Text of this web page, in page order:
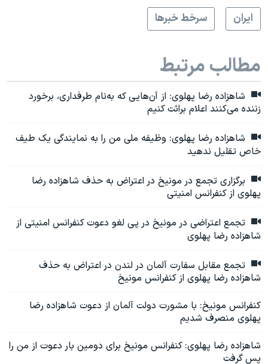
ايران
سرخط خبرها
مطالب مرتبط
شاهزاده رضا پهلوی: از آن‌هایی که به‌نام طرفداری، برخورد
زننده می‌کنند اعلام برائت کنیم
شاهزاده رضا پهلوی: وظیفه ملی من را به نمایندگی یک طیف
خاص تقلیل ندهید
برگزاری تجمع در مونیخ در اعتراض به حذف شاهزاده رضا
پهلوی از کنفرانس امنیتی
تجمع اعتراضی در مونیخ در پی لغو دعوت کنفرانس امنیتی از
شاهزاده رضا پهلوی
تجمع مقابل سفارت آلمان در لندن در اعتراض به حذف
شاهزاده رضا پهلوی از کنفرانس مونیخ
کنفرانس مونیخ: با مشورت دولت آلمان از دعوت شاهزاده رضا
پهلوی منصرف شدیم
شاهزاده رضا پهلوی: کنفرانس مونیخ برای دومین بار دعوت از من را
پس گرفت